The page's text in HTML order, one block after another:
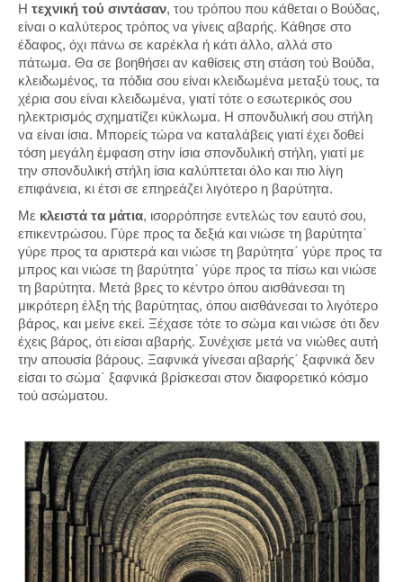
Η τεχνική τού σιντάσαν, του τρόπου που κάθεται ο Βούδας,
είναι ο καλύτερος τρόπος να γίνεις αβαρής. Κάθησε στο
έδαφος, όχι πάνω σε καρέκλα ή κάτι άλλο, αλλά στο
πάτωμα. Θα σε βοηθήσει αν καθίσεις στη στάση τού Βούδα,
κλειδωμένος, τα πόδια σου είναι κλειδωμένα μεταξύ τους, τα
χέρια σου είναι κλειδωμένα, γιατί τότε ο εσωτερικός σου
ηλεκτρισμός σχηματίζει κύκλωμα. Η σπονδυλική σου στήλη
να είναι ίσια. Μπορείς τώρα να καταλάβεις γιατί έχει δοθεί
τόση μεγάλη έμφαση στην ίσια σπονδυλική στήλη, γιατί με
την σπονδυλική στήλη ίσια καλύπτεται όλο και πιο λίγη
επιφάνεια, κι έτσι σε επηρεάζει λιγότερο η βαρύτητα.
Με κλειστά τα μάτια, ισορρόπησε εντελώς τον εαυτό σου,
επικεντρώσου. Γύρε προς τα δεξιά και νιώσε τη βαρύτητα΄
γύρε προς τα αριστερά και νιώσε τη βαρύτητα΄ γύρε προς τα
μπρος και νιώσε τη βαρύτητα΄ γύρε προς τα πίσω και νιώσε
τη βαρύτητα. Μετά βρες το κέντρο όπου αισθάνεσαι τη
μικρότερη έλξη τής βαρύτητας, όπου αισθάνεσαι το λιγότερο
βάρος, και μείνε εκεί. Ξέχασε τότε το σώμα και νιώσε ότι δεν
έχεις βάρος, ότι είσαι αβαρής. Συνέχισε μετά να νιώθες αυτή
την απουσία βάρους. Ξαφνικά γίνεσαι αβαρής΄ ξαφνικά δεν
είσαι το σώμα΄ ξαφνικά βρίσκεσαι στον διαφορετικό κόσμο
τού ασώματου.